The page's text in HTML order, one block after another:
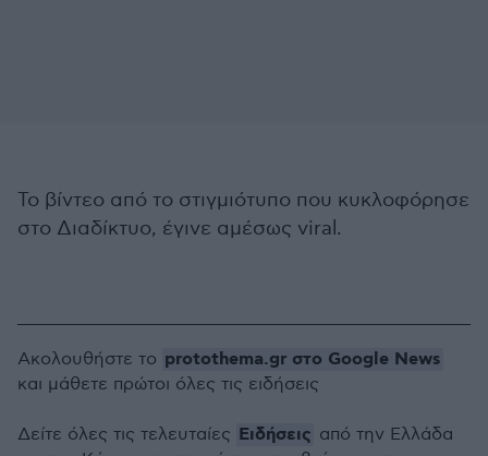
Το βίντεο από το στιγμιότυπο που κυκλοφόρησε
στο Διαδίκτυο, έγινε αμέσως viral.
Ακολουθήστε το protothema.gr στο Google News
και μάθετε πρώτοι όλες τις ειδήσεις
Δείτε όλες τις τελευταίες Ειδήσεις από την Ελλάδα